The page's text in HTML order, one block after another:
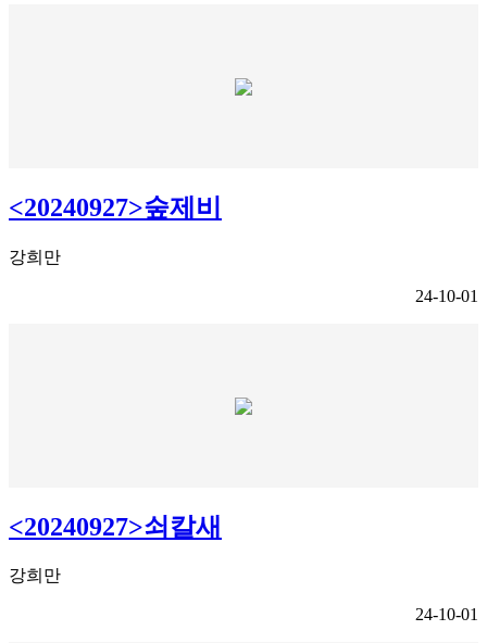
<20240927>숲제비
강희만
24-10-01
<20240927>쇠칼새
강희만
24-10-01